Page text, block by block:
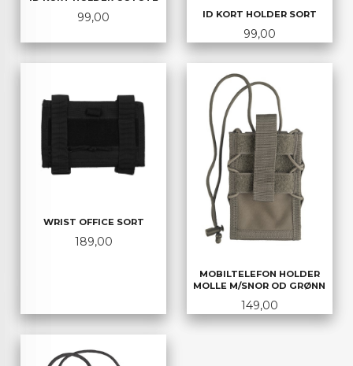
Pris
99,00 ID KORT HOLDER SORT
Pris
99,00
WRIST OFFICE SORT
Pris
189,00
MOBILTELEFON HOLDER
MOLLE M/SNOR OD GRØNN
Pris
149,00